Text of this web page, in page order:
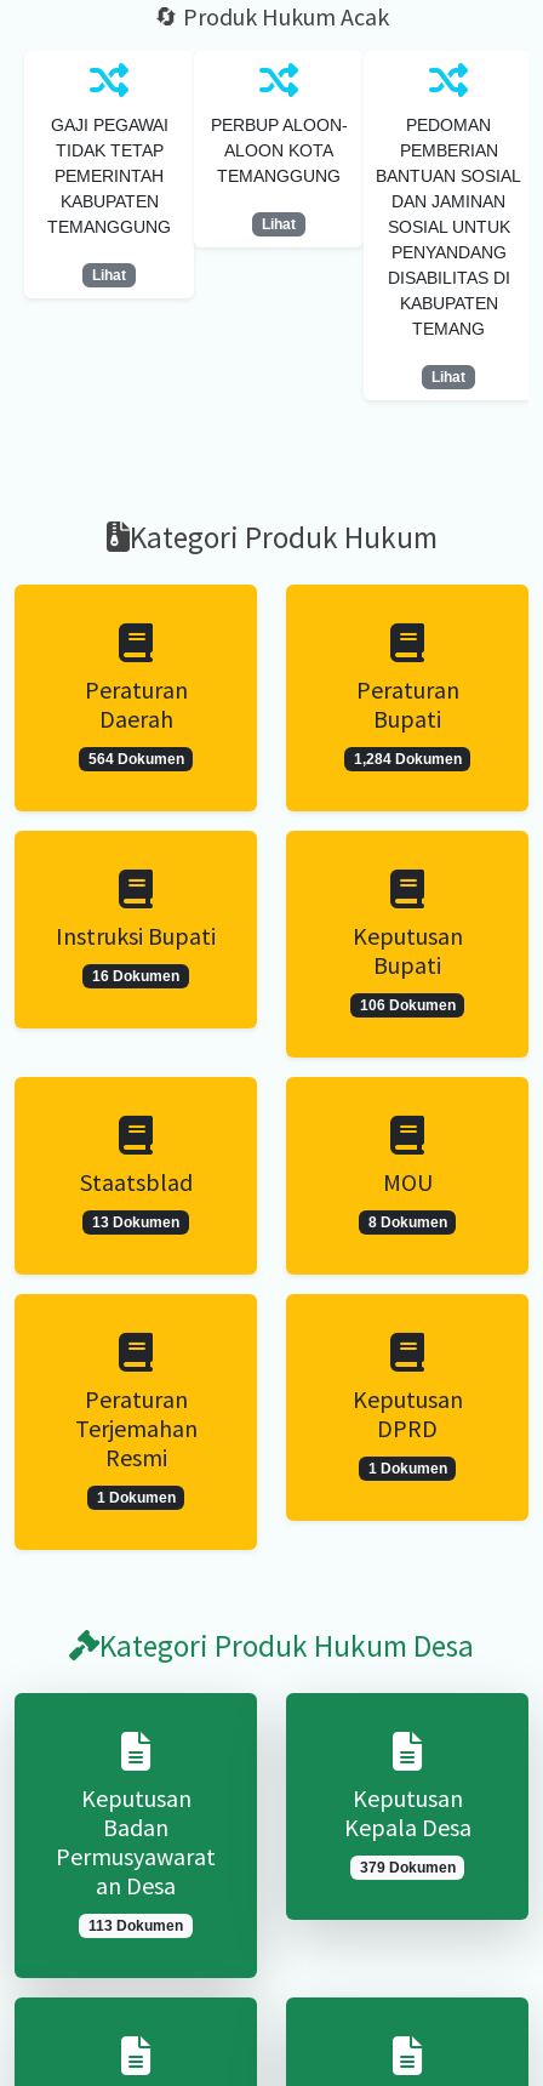
🔄 Produk Hukum Acak
GAJI PEGAWAI
TIDAK TETAP
PEMERINTAH
KABUPATEN
TEMANGGUNG
Lihat
PERBUP ALOON-
ALOON KOTA
TEMANGGUNG
Lihat
PEDOMAN
PEMBERIAN
BANTUAN SOSIAL
DAN JAMINAN
SOSIAL UNTUK
PENYANDANG
DISABILITAS DI
KABUPATEN
TEMANG
Lihat
Kategori Produk Hukum
Peraturan
Daerah
564 Dokumen
Peraturan
Bupati
1,284 Dokumen
Instruksi Bupati
16 Dokumen
Keputusan
Bupati
106 Dokumen
Staatsblad
13 Dokumen
MOU
8 Dokumen
Peraturan
Terjemahan
Resmi
1 Dokumen
Keputusan
DPRD
1 Dokumen
Kategori Produk Hukum Desa
Keputusan
Badan
Permusyawarat
an Desa
113 Dokumen
Keputusan
Kepala Desa
379 Dokumen